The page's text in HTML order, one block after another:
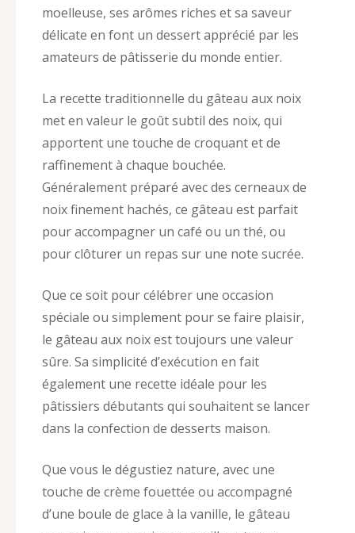
moelleuse, ses arômes riches et sa saveur
délicate en font un dessert apprécié par les
amateurs de pâtisserie du monde entier.
La recette traditionnelle du gâteau aux noix
met en valeur le goût subtil des noix, qui
apportent une touche de croquant et de
raffinement à chaque bouchée.
Généralement préparé avec des cerneaux de
noix finement hachés, ce gâteau est parfait
pour accompagner un café ou un thé, ou
pour clôturer un repas sur une note sucrée.
Que ce soit pour célébrer une occasion
spéciale ou simplement pour se faire plaisir,
le gâteau aux noix est toujours une valeur
sûre. Sa simplicité d’exécution en fait
également une recette idéale pour les
pâtissiers débutants qui souhaitent se lancer
dans la confection de desserts maison.
Que vous le dégustiez nature, avec une
touche de crème fouettée ou accompagné
d’une boule de glace à la vanille, le gâteau